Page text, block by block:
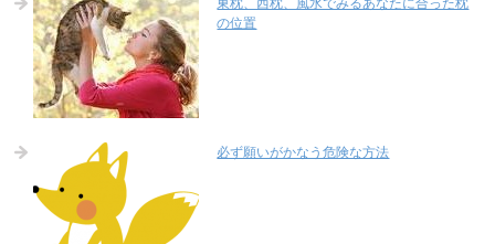
東枕、西枕、風水でみるあなたに合った枕
の位置
必ず願いがかなう危険な方法